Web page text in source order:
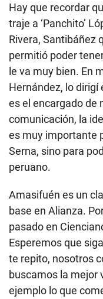
Hay que recordar
traje a ‘Panchito’
Rivera, Santibáñez
permitió poder
le va muy bien. En
Hernández, lo dirigí
es el encargado de
comunicación, la
es muy importante
Serna, sino para
peruano.
Amasifuén es un
base en Alianza.
pasado en
Esperemos que
te repito, nosotros
buscamos la mejor
ejemplo lo que